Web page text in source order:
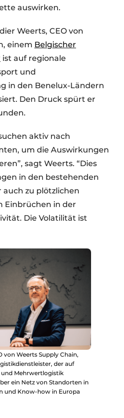
auswirken.
Weerts, CEO von
einem Belgischer
ist auf regionale
und
in den Benelux-Ländern
Den Druck spürt er
aktiv nach
um die Auswirkungen
sagt Weerts. “Dies
in den bestehenden
zu plötzlichen
Einbrüchen in der
Die Volatilität ist
von Weerts Supply Chain,
der auf
und Mehrwertlogistik
ein Netz von Standorten in
und Know-how in Europa